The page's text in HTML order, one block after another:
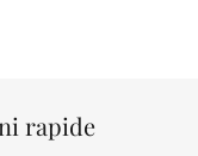
rapide